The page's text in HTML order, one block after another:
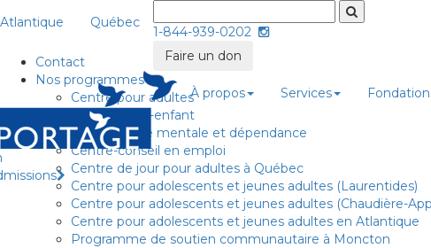
Atlantique Québec
1-844-939-0202
Faire un don
À propos Services
Contact
Nos programmes
Centre pour adultes
Centre Mère-enfant
Centre Santé mentale et dépendance
Centre-conseil en emploi
Centre de jour pour adultes à Québec
Centre pour adolescents et jeunes adultes (Laurentides)
Centre pour adolescents et jeunes adultes (Chaudière-
Centre pour adolescents et jeunes adultes en Atlantique
Programme de soutien communautaire à Moncton